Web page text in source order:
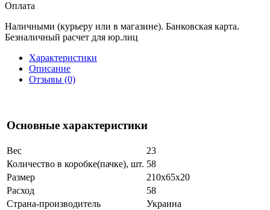
Оплата
Наличными (курьеру или в магазине). Банковская карта.
Безналичный расчет для юр.лиц
Характеристики
Описание
Отзывы (0)
Основные характеристики
Вес
23
Количество в коробке(пачке), шт. 58
Размер
210x65x20
Расход
58
Страна-производитель
Украина